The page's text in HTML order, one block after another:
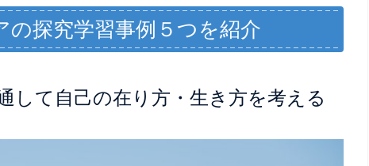
の探究学習事例５つを紹介
して自己の在り方・生き方を考える